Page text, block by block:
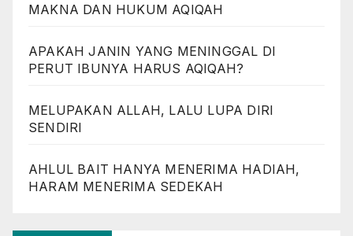
MAKNA DAN HUKUM AQIQAH
APAKAH JANIN YANG MENINGGAL DI
PERUT IBUNYA HARUS AQIQAH?
MELUPAKAN ALLAH, LALU LUPA DIRI
SENDIRI
AHLUL BAIT HANYA MENERIMA HADIAH,
HARAM MENERIMA SEDEKAH